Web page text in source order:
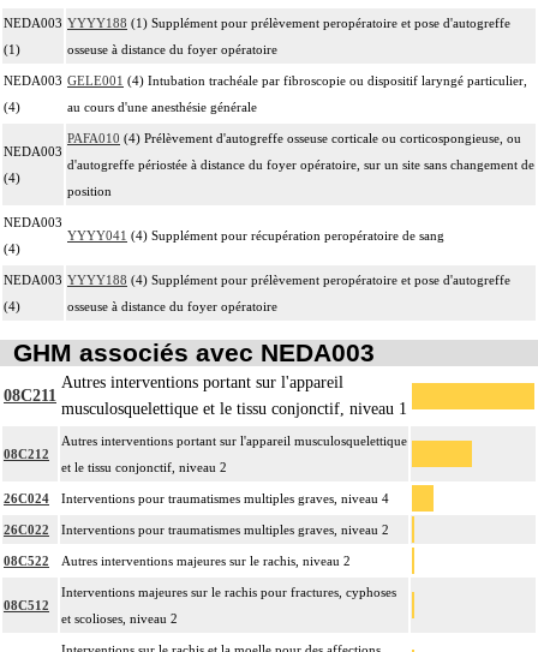
NEDA003
(1)
YYYY188 (1) Supplément pour prélèvement peropératoire et pose d'autogreffe
osseuse à distance du foyer opératoire
NEDA003
(4)
GELE001 (4) Intubation trachéale par fibroscopie ou dispositif laryngé particulier,
au cours d'une anesthésie générale
NEDA003
(4)
PAFA010 (4) Prélèvement d'autogreffe osseuse corticale ou corticospongieuse, ou
d'autogreffe périostée à distance du foyer opératoire, sur un site sans changement de
position
NEDA003
(4)
YYYY041 (4) Supplément pour récupération peropératoire de sang
NEDA003
(4)
YYYY188 (4) Supplément pour prélèvement peropératoire et pose d'autogreffe
osseuse à distance du foyer opératoire
GHM associés avec NEDA003
08C211
Autres interventions portant sur l'appareil
musculosquelettique et le tissu conjonctif, niveau 1
08C212
Autres interventions portant sur l'appareil musculosquelettique
et le tissu conjonctif, niveau 2
26C024 Interventions pour traumatismes multiples graves, niveau 4
26C022 Interventions pour traumatismes multiples graves, niveau 2
08C522 Autres interventions majeures sur le rachis, niveau 2
08C512
Interventions majeures sur le rachis pour fractures, cyphoses
et scolioses, niveau 2